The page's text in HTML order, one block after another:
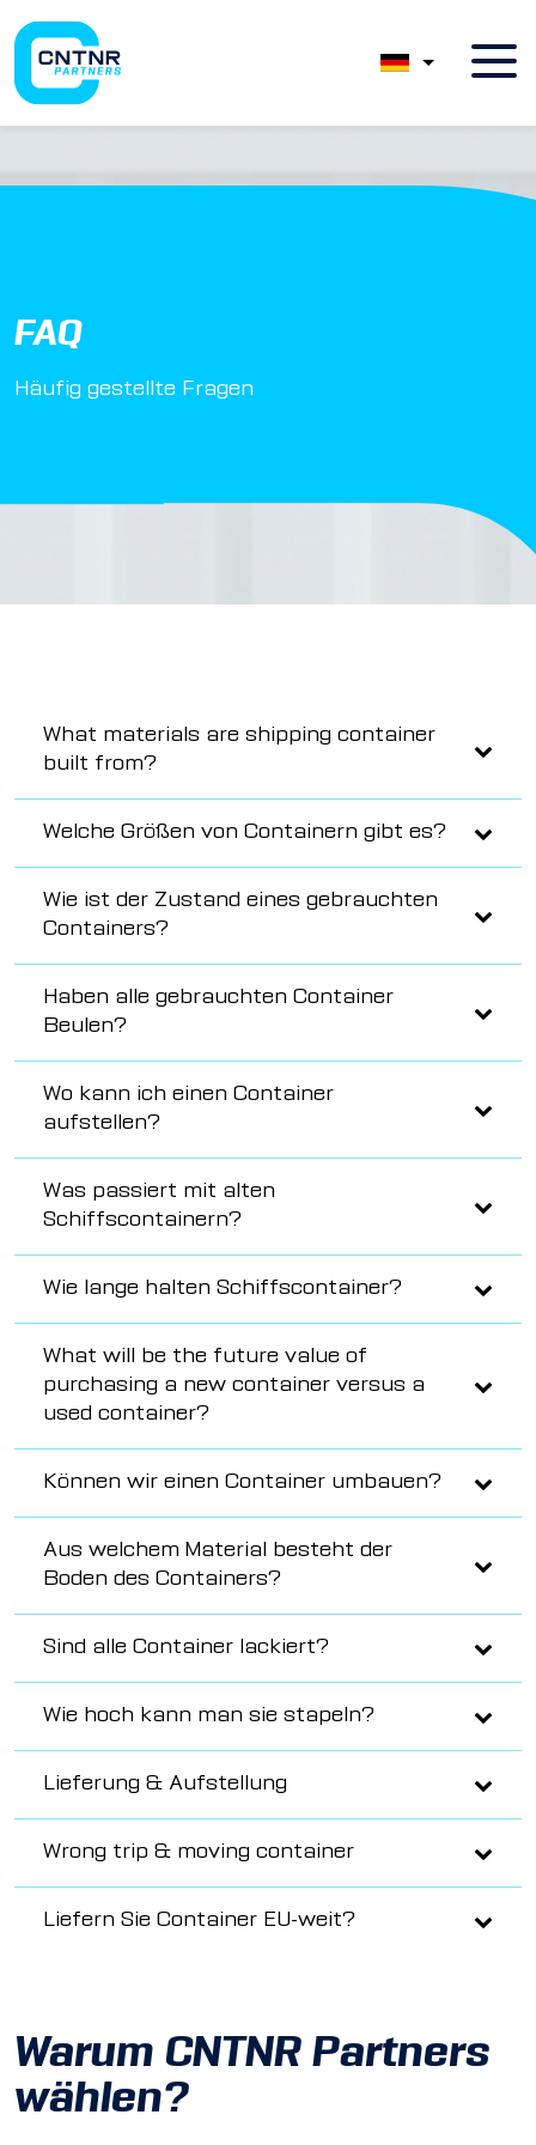
FAQ
Häufig gestellte Fragen
What materials are shipping container
built from?
Welche Größen von Containern gibt es?
Wie ist der Zustand eines gebrauchten
Containers?
Haben alle gebrauchten Container
Beulen?
Wo kann ich einen Container
aufstellen?
Was passiert mit alten
Schiffscontainern?
Wie lange halten Schiffscontainer?
What will be the future value of
purchasing a new container versus a
used container?
Können wir einen Container umbauen?
Aus welchem Material besteht der
Boden des Containers?
Sind alle Container lackiert?
Wie hoch kann man sie stapeln?
Lieferung & Aufstellung
Wrong trip & moving container
Liefern Sie Container EU-weit?
Warum CNTNR Partners
wählen?